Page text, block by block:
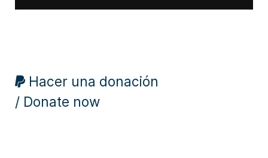
Hacer una donación
/ Donate now